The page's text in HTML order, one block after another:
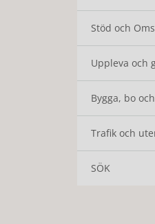
Stöd och
Uppleva och
Bygga, bo
Trafik och
SÖK